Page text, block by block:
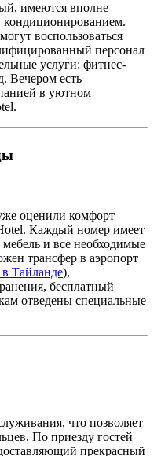
имеются вполне
кондиционированием.
воспользоваться
персонал
услуги: фитнес-
Вечером есть
в уютном
оценили комфорт
Каждый номер имеет
и все необходимые
трансфер в аэропорт
в Тайланде),
бесплатный
отведены специальные
что позволяет
По приезду гостей
прекрасный